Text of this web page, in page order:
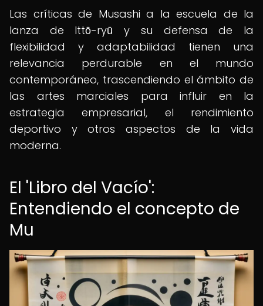
Las críticas de Musashi a la escuela de la
lanza de Ittō-ryū y su defensa de la
flexibilidad y adaptabilidad tienen una
relevancia perdurable en el mundo
contemporáneo, trascendiendo el ámbito de
las artes marciales para influir en la
estrategia empresarial, el rendimiento
deportivo y otros aspectos de la vida
moderna.
El 'Libro del Vacío':
Entendiendo el concepto de
Mu